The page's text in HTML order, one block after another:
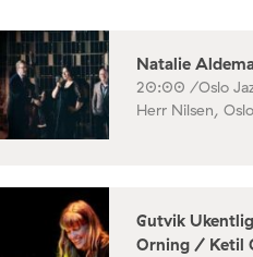
Natalie
20:00 /Oslo
Herr Nilsen, Oslo
Gutvik
Orning / Ketil